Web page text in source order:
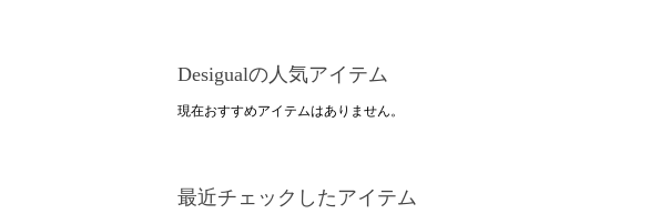
Desigualの人気アイテム
現在おすすめアイテムはありません。
最近チェックしたアイテム